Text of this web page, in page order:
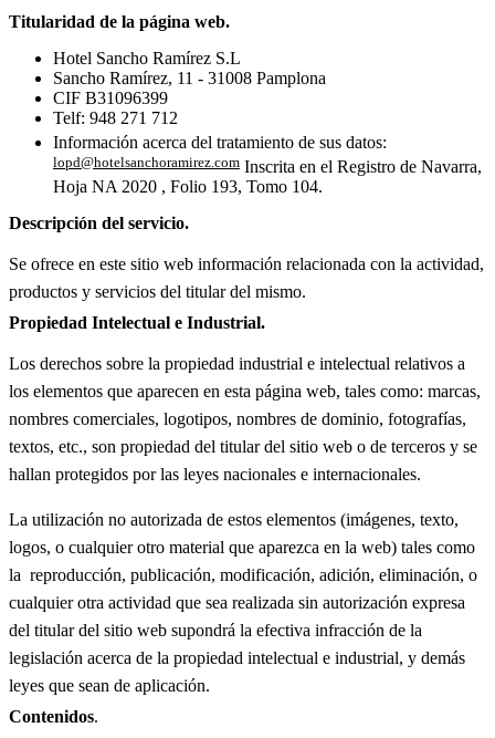
Titularidad de la página web.
Hotel Sancho Ramírez S.L
Sancho Ramírez, 11 - 31008 Pamplona
CIF B31096399
Telf: 948 271 712
Información acerca del tratamiento de sus datos:
lopd@hotelsanchoramirez.com Inscrita en el Registro de Navarra,
Hoja NA 2020 , Folio 193, Tomo 104.
Descripción del servicio.
Se ofrece en este sitio web información relacionada con la actividad,
productos y servicios del titular del mismo.
Propiedad Intelectual e Industrial.
Los derechos sobre la propiedad industrial e intelectual relativos a
los elementos que aparecen en esta página web, tales como: marcas,
nombres comerciales, logotipos, nombres de dominio, fotografías,
textos, etc., son propiedad del titular del sitio web o de terceros y se
hallan protegidos por las leyes nacionales e internacionales.
La utilización no autorizada de estos elementos (imágenes, texto,
logos, o cualquier otro material que aparezca en la web) tales como
la reproducción, publicación, modificación, adición, eliminación, o
cualquier otra actividad que sea realizada sin autorización expresa
del titular del sitio web supondrá la efectiva infracción de la
legislación acerca de la propiedad intelectual e industrial, y demás
leyes que sean de aplicación.
Contenidos.